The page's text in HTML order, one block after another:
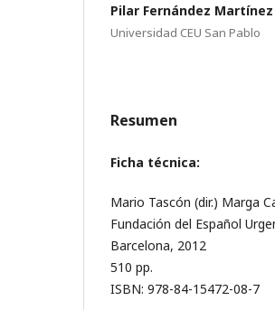
Pilar Fernández Martínez
Universidad CEU San Pablo
Resumen
Ficha técnica:
Mario Tascón (dir.) Marga
Fundación del Español
Barcelona, 2012
510 pp.
ISBN: 978-84-15472-08-7